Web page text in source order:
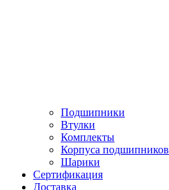
Подшипники
Втулки
Комплекты
Корпуса подшипников
Шарики
Сертификация
Доставка